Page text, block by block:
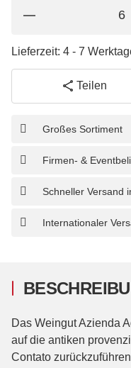
Lieferzeit: 4 - 7
Teilen
Großes Sortiment
Firmen- &
Schneller Versand
Internationaler
Das Weingut Azienda
auf die antiken
Contato